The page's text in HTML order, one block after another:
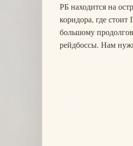
РБ находится на
коридора, где
большому
рейдбоссы. Нам